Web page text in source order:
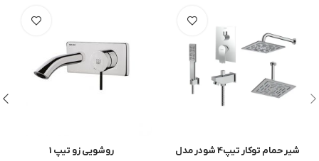
انتخاب گزینه هاشیر حمام توکار تیپ4 شودر مدل
انتخاب گزینه ها
روشویی زو تیپ 1